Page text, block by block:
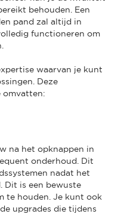
behouden. Een
pand zal altijd in
functioneren om
waarvan je kunt
Deze
omvatten:
na het opknappen in
onderhoud. Dit
nadat het
Dit is een bewuste
te houden. Je kunt ook
upgrades die tijdens